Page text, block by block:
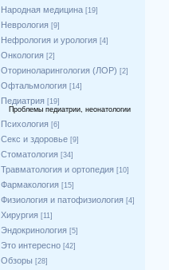
Народная медицина [19]
Неврология [9]
Нефрология и урология [4]
Онкология [2]
Оториноларингология (ЛОР) [2]
Офтальмология [14]
Педиатрия [19]
Проблемы педиатрии, неонатологии
Психология [6]
Секс и здоровье [9]
Стоматология [34]
Травматология и ортопедия [10]
Фармакология [15]
Физиология и патофизиология [4]
Хирургия [11]
Эндокринология [5]
Это интересно [42]
Обзоры [28]